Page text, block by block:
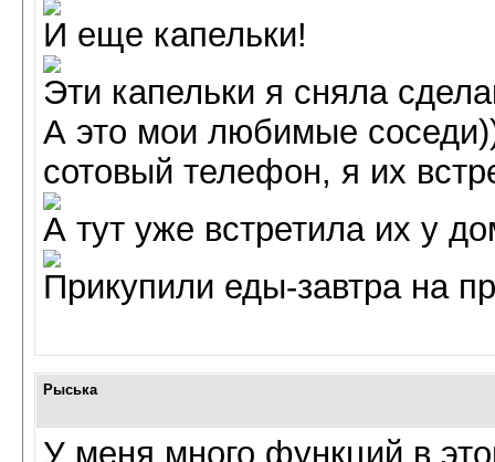
И еще капельки!
Эти капельки я сняла
А это мои любимые
сотовый телефон, я их
А тут уже встретила их у
Прикупили еды-завтра на
Рыська
У меня много функций в